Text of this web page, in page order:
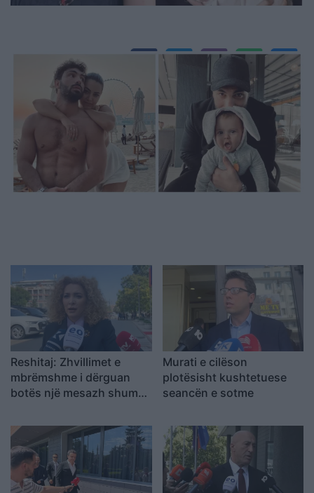
Reshitaj: Zhvillimet e
mbrëmshme i dërguan
botës një mesazh shumë
gatshme të
bashkëpunonte me LVV-
në
Murati e cilëson
plotësisht kushtetuese
seancën e sotme